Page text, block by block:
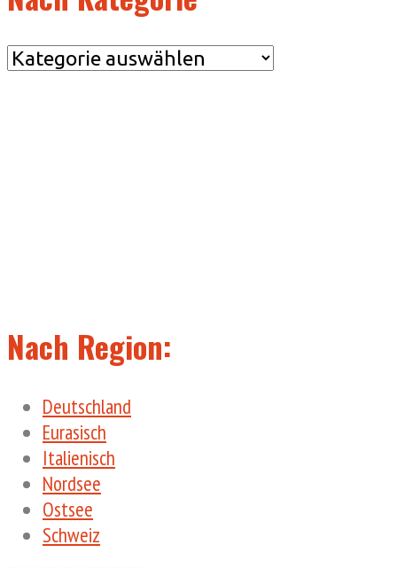
Nach
Nach Region:
Deutschland
Eurasisch
Italienisch
Nordsee
Ostsee
Schweiz